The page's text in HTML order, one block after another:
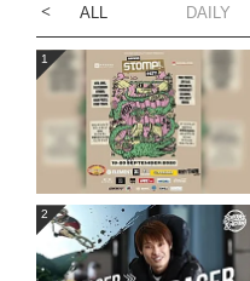
ALL DAILY
1
2